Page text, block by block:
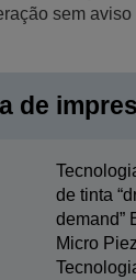
sem aviso
de
de tinta
demand”
Micro